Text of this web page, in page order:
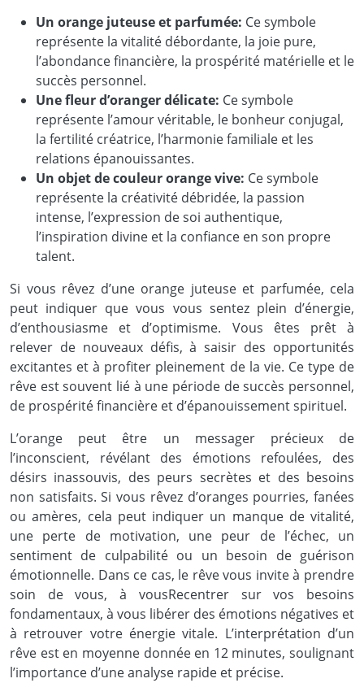
Un orange juteuse et parfumée: Ce symbole
représente la vitalité débordante, la joie pure,
l’abondance financière, la prospérité matérielle et le
succès personnel.
Une fleur d’oranger délicate: Ce symbole
représente l’amour véritable, le bonheur conjugal,
la fertilité créatrice, l’harmonie familiale et les
relations épanouissantes.
Un objet de couleur orange vive: Ce symbole
représente la créativité débridée, la passion
intense, l’expression de soi authentique,
l’inspiration divine et la confiance en son propre
talent.
Si vous rêvez d’une orange juteuse et parfumée, cela
peut indiquer que vous vous sentez plein d’énergie,
d’enthousiasme et d’optimisme. Vous êtes prêt à
relever de nouveaux défis, à saisir des opportunités
excitantes et à profiter pleinement de la vie. Ce type de
rêve est souvent lié à une période de succès personnel,
de prospérité financière et d’épanouissement spirituel.
L’orange peut être un messager précieux de
l’inconscient, révélant des émotions refoulées, des
désirs inassouvis, des peurs secrètes et des besoins
non satisfaits. Si vous rêvez d’oranges pourries, fanées
ou amères, cela peut indiquer un manque de vitalité,
une perte de motivation, une peur de l’échec, un
sentiment de culpabilité ou un besoin de guérison
émotionnelle. Dans ce cas, le rêve vous invite à prendre
soin de vous, à vousRecentrer sur vos besoins
fondamentaux, à vous libérer des émotions négatives et
à retrouver votre énergie vitale. L’interprétation d’un
rêve est en moyenne donnée en 12 minutes, soulignant
l’importance d’une analyse rapide et précise.